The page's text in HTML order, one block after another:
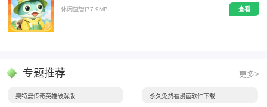
休闲益智|77.9MB 查看
专题推荐 更多>
奥特曼传奇英雄破解版 永久免费看漫画软件下载